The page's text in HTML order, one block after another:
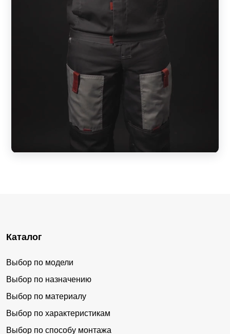
Каталог
Выбор по модели
Выбор по назначению
Выбор по материалу
Выбор по характеристикам
Выбор по способу монтажа